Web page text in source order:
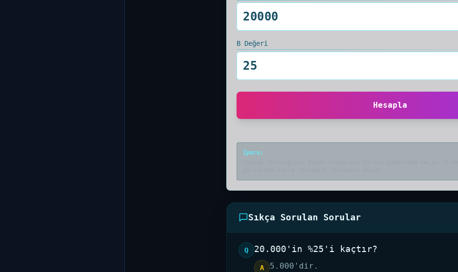
B Değeri
Hesapla
İpucu :
Sıkça Sorulan Sorular
Q 20.000'in %25'i kaçtır?
A 5.000'dir.